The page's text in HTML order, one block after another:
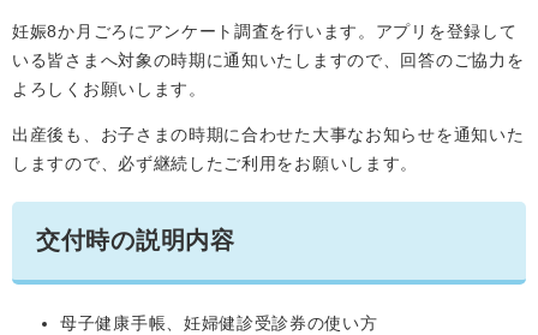
妊娠8か月ごろにアンケート調査を行います。アプリを登録して
いる皆さまへ対象の時期に通知いたしますので、回答のご協力を
よろしくお願いします。
出産後も、お子さまの時期に合わせた大事なお知らせを通知いた
しますので、必ず継続したご利用をお願いします。
交付時の説明内容
母子健康手帳、妊婦健診受診券の使い方